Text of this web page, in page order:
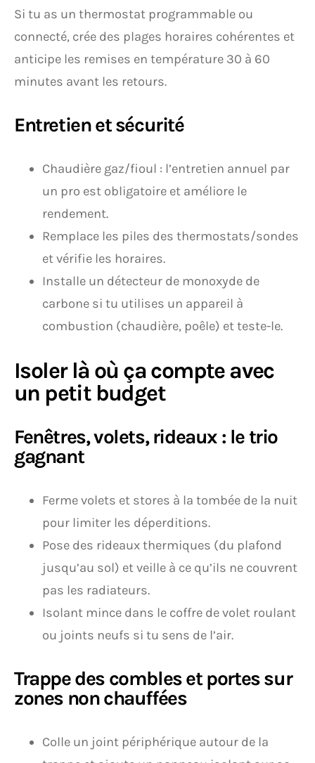
Si tu as un thermostat programmable ou
connecté, crée des plages horaires cohérentes et
anticipe les remises en température 30 à 60
minutes avant les retours.
Entretien et sécurité
Chaudière gaz/fioul : l’entretien annuel par
un pro est obligatoire et améliore le
rendement.
Remplace les piles des thermostats/sondes
et vérifie les horaires.
Installe un détecteur de monoxyde de
carbone si tu utilises un appareil à
combustion (chaudière, poêle) et teste-le.
Isoler là où ça compte avec
un petit budget
Fenêtres, volets, rideaux : le trio
gagnant
Ferme volets et stores à la tombée de la nuit
pour limiter les déperditions.
Pose des rideaux thermiques (du plafond
jusqu’au sol) et veille à ce qu’ils ne couvrent
pas les radiateurs.
Isolant mince dans le coffre de volet roulant
ou joints neufs si tu sens de l’air.
Trappe des combles et portes sur
zones non chauffées
Colle un joint périphérique autour de la